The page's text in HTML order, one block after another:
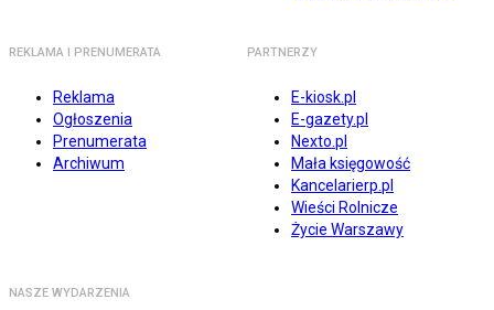
REKLAMA I PRENUMERATA
Reklama
Ogłoszenia
Prenumerata
Archiwum
PARTNERZY
E-kiosk.pl
E-gazety.pl
Nexto.pl
Mała księgowość
Kancelarierp.pl
Wieści Rolnicze
Życie Warszawy
NASZE WYDARZENIA